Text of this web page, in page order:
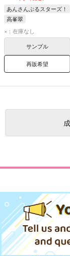
あんさんぶるスターズ！
高峯翠
×：在庫なし
サンプル
再販希望